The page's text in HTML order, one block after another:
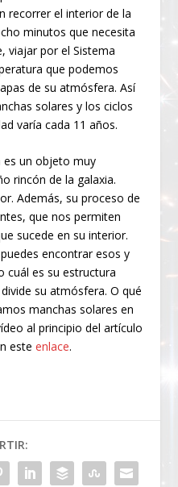
recorrer el interior de la
minutos que necesita
viajar por el Sistema
que podemos
de su atmósfera. Así
solares y los ciclos
varía cada 11 años.
es un objeto muy
rincón de la galaxia.
Además, su proceso de
que nos permiten
sucede en su interior.
encontrar esos y
cuál es su estructura
su atmósfera. O qué
manchas solares en
al principio del artículo
esteenlace.